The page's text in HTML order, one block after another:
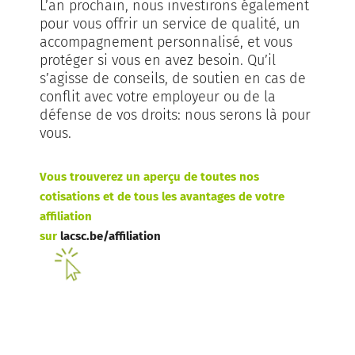
L’an prochain, nous investirons également
pour vous offrir un service de qualité, un
accompagnement personnalisé, et vous
protéger si vous en avez besoin. Qu’il
s’agisse de conseils, de soutien en cas de
conflit avec votre employeur ou de la
défense de vos droits: nous serons là pour
vous.
Vous trouverez un aperçu de toutes nos
cotisations et de tous les avantages de votre
affiliation
sur lacsc.be/affiliation